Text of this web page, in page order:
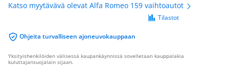
Katso myytävävä olevat Alfa Romeo 159 vaihtoautot
Ohjeita turvalliseen ajoneuvokauppaan
Tilastot
Yksityishenkilöiden välisessä kaupankäynnissä sovelletaan kauppalakia
kuluttajansuojalain sijaan.